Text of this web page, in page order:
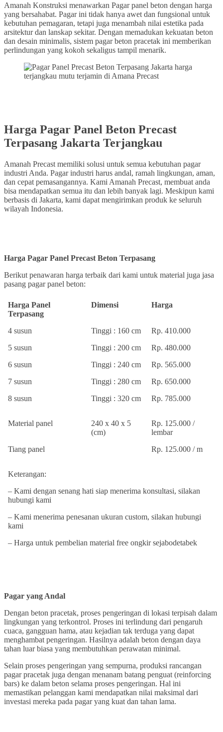
Amanah Konstruksi menawarkan Pagar panel beton dengan harga
yang bersahabat. Pagar ini tidak hanya awet dan fungsional untuk
kebutuhan pemagaran, tetapi juga menambah nilai estetika pada
arsitektur dan lanskap sekitar. Dengan memadukan kekuatan beton
dan desain minimalis, sistem pagar beton pracetak ini memberikan
perlindungan yang kokoh sekaligus tampil menarik.
Harga Pagar Panel Beton Precast
Terpasang Jakarta Terjangkau
Amanah Precast memiliki solusi untuk semua kebutuhan pagar
industri Anda. Pagar industri harus andal, ramah lingkungan, aman,
dan cepat pemasangannya. Kami Amanah Precast, membuat anda
bisa mendapatkan semua itu dan lebih banyak lagi. Meskipun kami
berbasis di Jakarta, kami dapat mengirimkan produk ke seluruh
wilayah Indonesia.
Harga Pagar Panel Precast Beton Terpasang
Berikut penawaran harga terbaik dari kami untuk material juga jasa
pasang pagar panel beton:
Harga Panel
Terpasang
Dimensi Harga
4 susun Tinggi : 160 cm
Rp. 410.000
5 susun
Tinggi : 200 cm
Rp. 480.000
6 susun
Tinggi : 240 cm
Rp. 565.000
7 susun
Tinggi : 280 cm
Rp. 650.000
8 susun
Tinggi : 320 cm Rp. 785.000
Material panel
240 x 40 x 5
(cm)
Rp. 125.000 /
lembar
Tiang panel
Rp. 125.000 / m
Keterangan:
– Kami dengan senang hati siap menerima konsultasi, silakan
hubungi kami
– Kami menerima penesanan ukuran custom, silakan hubungi
kami
– Harga untuk pembelian material free ongkir sejabodetabek
Pagar yang Andal
Dengan beton pracetak, proses pengeringan di lokasi terpisah dalam
lingkungan yang terkontrol. Proses ini terlindung dari pengaruh
cuaca, gangguan hama, atau kejadian tak terduga yang dapat
menghambat pengeringan. Hasilnya adalah beton dengan daya
tahan luar biasa yang membutuhkan perawatan minimal.
Selain proses pengeringan yang sempurna, produksi rancangan
pagar pracetak juga dengan menanam batang penguat (reinforcing
bars) ke dalam beton selama proses pengeringan. Hal ini
memastikan pelanggan kami mendapatkan nilai maksimal dari
investasi mereka pada pagar yang kuat dan tahan lama.